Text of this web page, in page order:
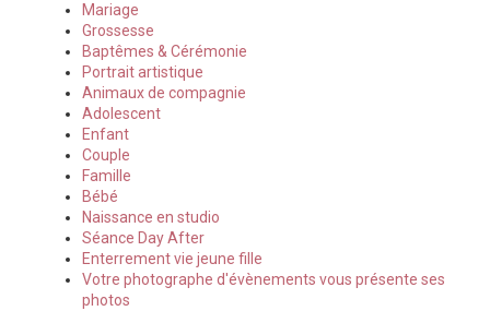
Mariage
Grossesse
Baptêmes & Cérémonie
Portrait artistique
Animaux de compagnie
Adolescent
Enfant
Couple
Famille
Bébé
Naissance en studio
Séance Day After
Enterrement vie jeune fille
Votre photographe d'évènements vous présente ses
photos